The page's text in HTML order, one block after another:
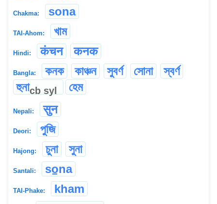
Chakma: sona
TAI-Ahom: খাম
Hindi: कंचन कनक
Bangla: কনক কাঞ্চন সুবর্ণ সোনা
স্বর্ণ
হুনাcb syl হেম
Nepali: सुन
Deori: পুজি
Hajong: চুনা সুনা
Santali: so̠na
TAI-Phake:
kham